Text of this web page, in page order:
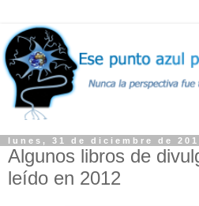
lunes, 31 de diciembre de
Algunos libros de
leído en 2012